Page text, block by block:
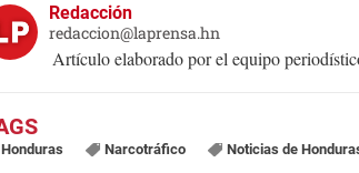
Redacción
redaccion@laprensa.hn
Artículo elaborado por el equipo
Honduras Narcotráfico Noticias de